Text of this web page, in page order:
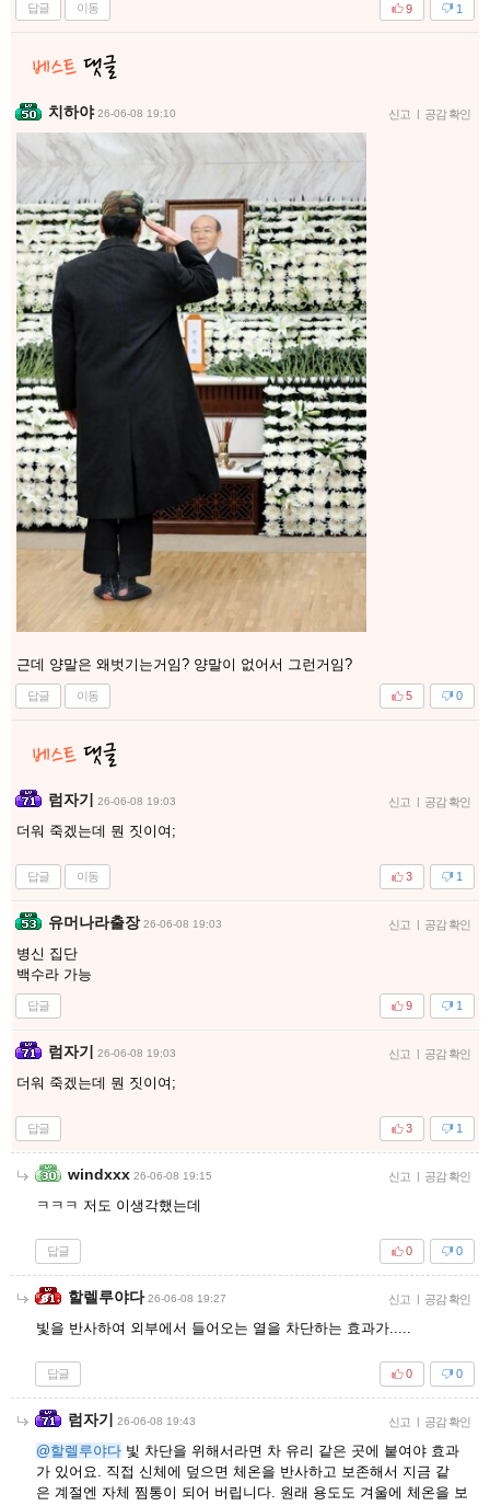
답글 이동 1
9
치하야 26-06-08 19:10 신고 공감 확인
근데 양말은 왜벗기는거임? 양말이 없어서 그런거임?
답글 이동 0
5
럼자기 26-06-08 19:03 신고 | 공감 확인
더워 죽겠는데 뭔 짓이여;
답글 이동 1
3
유머나라출장 26-06-08 19:03 신고 | 공감 확인
병신 집단
백수라 가능
답글 1
9
럼자기 26-06-08 19:03 신고 | 공감 확인
더워 죽겠는데 뭔 짓이여;
답글 1
3
windxxx 26-06-08 19:15 신고 | 공감 확인
ㅋㅋㅋ 저도 이생각했는데
답글 0
0
할렐루야다 26-06-08 19:27 신고 | 공감 확인
빛을 반사하여 외부에서 들어오는 열을 차단하는 효과가.....
답글 0
0
럼자기 26-06-08 19:43 신고 | 공감 확인
@할렐루야다 빛 차단을 위해서라면 차 유리 같은 곳에 붙여야 효과
가 있어요. 직접 신체에 덮으면 체온을 반사하고 보존해서 지금 같
은 계절엔 자체 찜통이 되어 버립니다. 원래 용도도 겨울에 체온을 보